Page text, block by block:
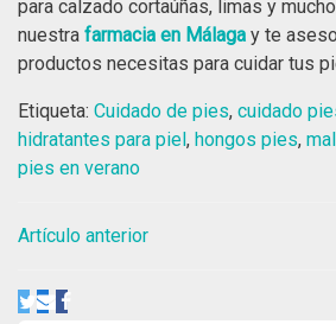
para calzado cortaúñas, limas y
nuestra farmacia en Málaga y te
productos necesitas para cuidar tus
Etiqueta: Cuidado de pies, cuidado
hidratantes para piel , hongos pies,
pies en verano
Artículo anterior